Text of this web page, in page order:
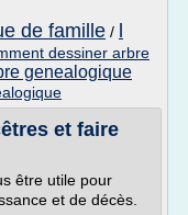
de famille /
dessiner arbre
genealogique
et faire
être utile pour
et de décès.